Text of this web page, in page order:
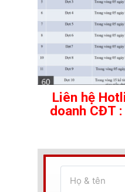
Liên hệ
doanh CĐT